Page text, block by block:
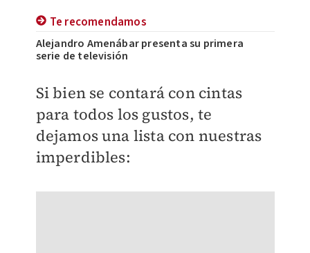
Te recomendamos
Alejandro Amenábar presenta su primera
serie de televisión
Si bien se contará con cintas
para todos los gustos, te
dejamos una lista con nuestras
imperdibles: